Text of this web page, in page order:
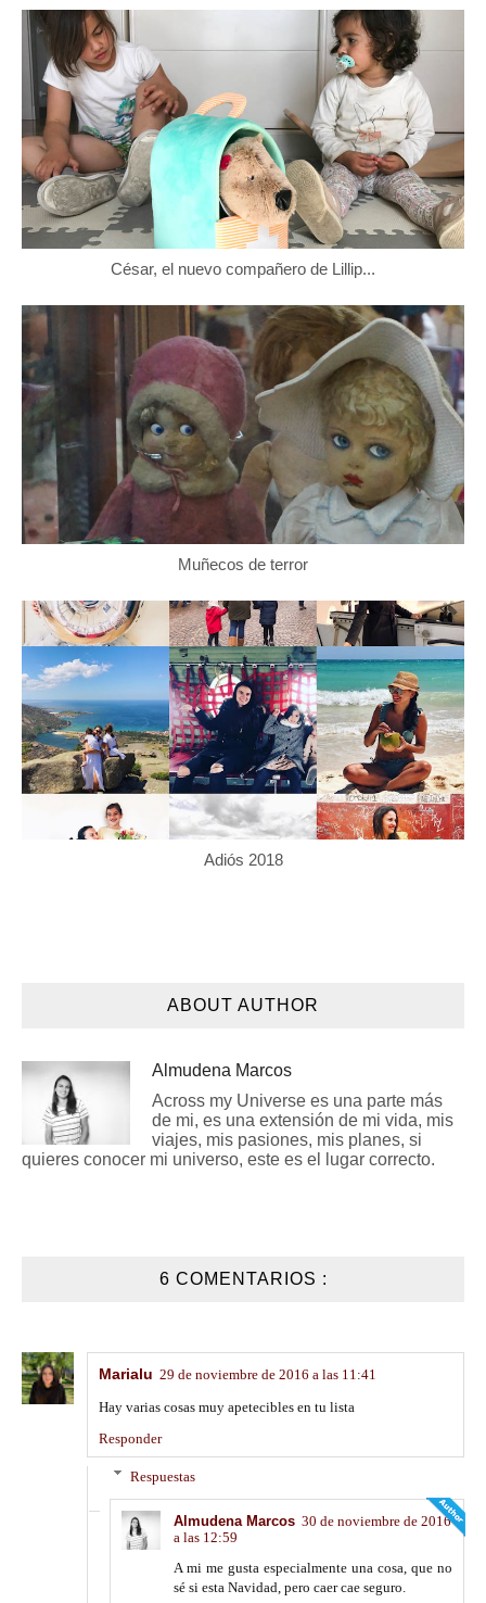
César, el nuevo compañero de Lillip...
Muñecos de terror
Adiós 2018
ABOUT AUTHOR
Almudena Marcos
Across my Universe es una parte más
de mi, es una extensión de mi vida, mis
viajes, mis pasiones, mis planes, si
quieres conocer mi universo, este es el lugar correcto.
6 COMENTARIOS :
Marialu 29 de noviembre de 2016 a las 11:41
Hay varias cosas muy apetecibles en tu lista
Responder
Respuestas
Almudena Marcos 30 de noviembre de 2016
a las 12:59
A mi me gusta especialmente una cosa, que no
sé si esta Navidad, pero caer cae seguro.